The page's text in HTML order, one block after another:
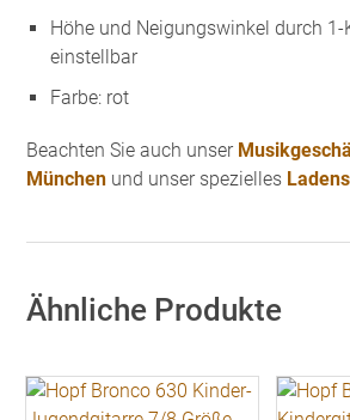
Höhe und Neigungswinkel durch
einstellbar
Farbe: rot
Beachten Sie auch unser
München und unser spezielles
Ähnliche Produkte